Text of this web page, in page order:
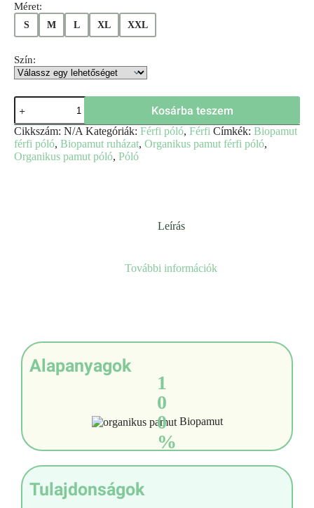
Méret:
S M L XL XXL
Szín:
Kosárba teszem
Cikkszám: N/A Kategóriák: Férfi póló, Férfi Címkék: Biopamut
férfi póló, Biopamut ruházat, Organikus pamut férfi póló,
Organikus pamut póló, Póló
Leírás
További információk
Alapanyagok
1
0
0
%
Biopamut
Tulajdonságok